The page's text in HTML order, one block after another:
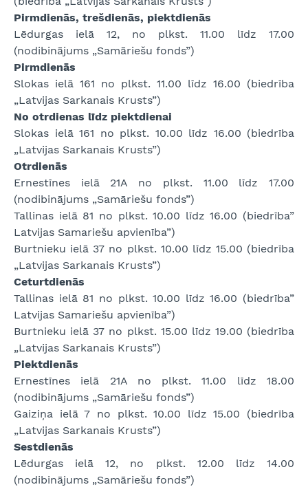
Pirmdienās, trešdienās, piektdienās
Lēdurgas ielā 12, no plkst. 11.00 līdz 17.00
(nodibinājums „Samāriešu fonds”)
Pirmdienās
Slokas ielā 161 no plkst. 11.00 līdz 16.00 (biedrība
„Latvijas Sarkanais Krusts”)
No otrdienas līdz piektdienai
Slokas ielā 161 no plkst. 10.00 līdz 16.00 (biedrība
„Latvijas Sarkanais Krusts”)
Otrdienās
Ernestīnes ielā 21A no plkst. 11.00 līdz 17.00
(nodibinājums „Samāriešu fonds”)
Tallinas ielā 81 no plkst. 10.00 līdz 16.00 (biedrība”
Latvijas Samariešu apvienība”)
Burtnieku ielā 37 no plkst. 10.00 līdz 15.00 (biedrība
„Latvijas Sarkanais Krusts”)
Ceturtdienās
Tallinas ielā 81 no plkst. 10.00 līdz 16.00 (biedrība”
Latvijas Samariešu apvienība”)
Burtnieku ielā 37 no plkst. 15.00 līdz 19.00 (biedrība
„Latvijas Sarkanais Krusts”)
Piektdienās
Ernestīnes ielā 21A no plkst. 11.00 līdz 18.00
(nodibinājums „Samāriešu fonds”)
Gaiziņa ielā 7 no plkst. 10.00 līdz 15.00 (biedrība
„Latvijas Sarkanais Krusts”)
Sestdienās
Lēdurgas ielā 12, no plkst. 12.00 līdz 14.00
(nodibinājums „Samāriešu fonds”)